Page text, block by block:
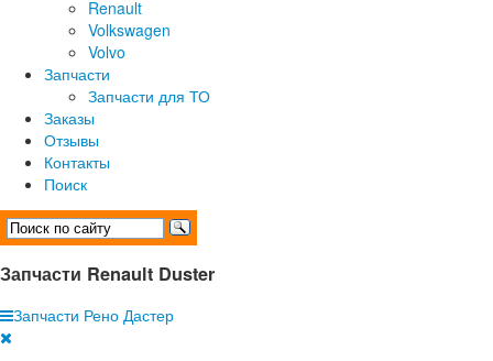
Renault
Volkswagen
Volvo
Запчасти
Запчасти для ТО
Заказы
Отзывы
Контакты
Поиск
Запчасти Renault Duster
Запчасти Рено Дастер